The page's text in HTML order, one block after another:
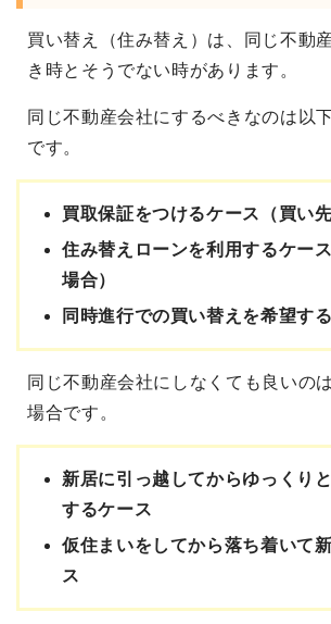
買い替え（住み替え）は、同じ不動
き時とそうでない時があります。
同じ不動産会社にするべきなのは以
です。
買取保証をつけるケース（買い先
住み替えローンを利用するケー
場合）
同時進行での買い替えを希望す
同じ不動産会社にしなくても良いの
場合です。
新居に引っ越してからゆっくり
するケース
仮住まいをしてから落ち着いて
ス